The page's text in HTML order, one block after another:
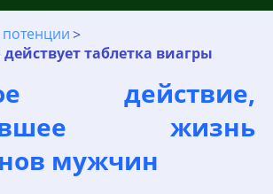
таблетка виагры
действие,
жизнь
мужчин